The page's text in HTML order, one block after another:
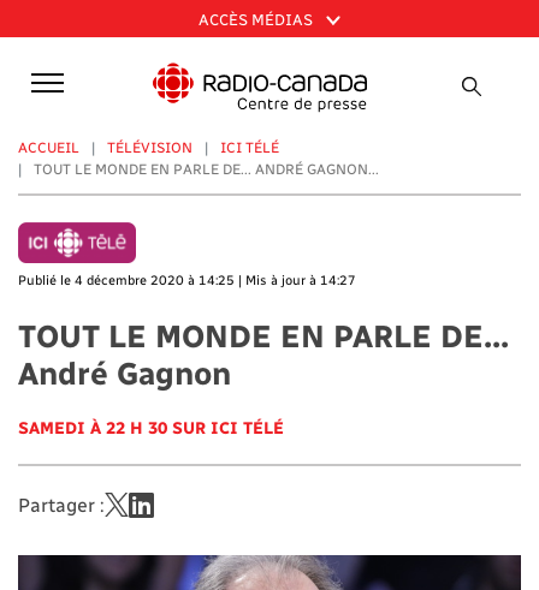
au
contenu
principal
ACCÈS MÉDIAS
ACCUEIL TÉLÉVISION
ICI TÉLÉ
TOUT LE MONDE EN PARLE DE... ANDRÉ GAGNON...
Publié le 4 décembre 2020 à 14:25 | Mis à jour à 14:27
TOUT LE MONDE EN PARLE DE...
André Gagnon
SAMEDI À 22 H 30 SUR ICI TÉLÉ
Partager :